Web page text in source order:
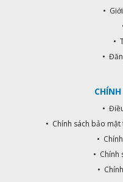
•
•
•
•
• Chính sách bảo
•
• Chính
•